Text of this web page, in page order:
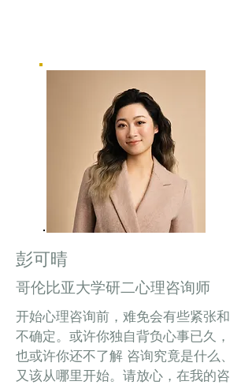
彭可晴
哥伦比亚大学研二心理咨询师
开始心理咨询前，难免会有些紧张和
不确定。或许你独自背负心事已久，
也或许你还不了解 咨询究竟是什么、
又该从哪里开始。请放心，在我的咨